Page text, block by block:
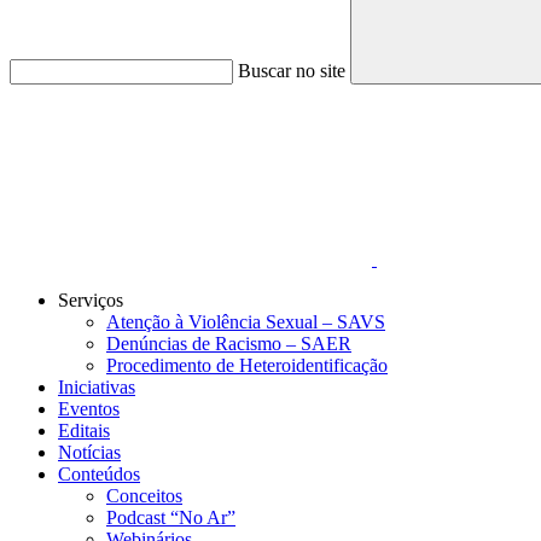
Buscar no site
Serviços
Atenção à Violência Sexual – SAVS
Denúncias de Racismo – SAER
Procedimento de Heteroidentificação
Iniciativas
Eventos
Editais
Notícias
Conteúdos
Conceitos
Podcast “No Ar”